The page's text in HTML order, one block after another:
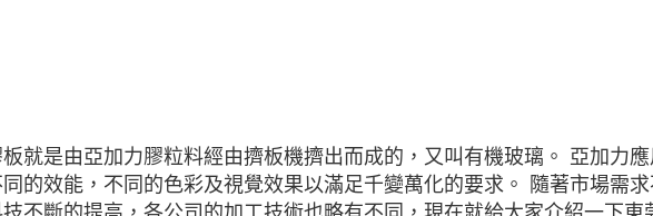
就是由亞加力膠粒料經由擠板機擠出而成的，又叫有機玻璃。 亞加力
的效能，不同的色彩及視覺效果以滿足千變萬化的要求。 隨著市場需